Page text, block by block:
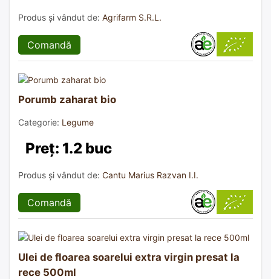
Produs și vândut de: Agrifarm S.R.L.
Comandă
Porumb zaharat bio
Categorie: Legume
Preț: 1.2 buc
Produs și vândut de: Cantu Marius Razvan I.I.
Comandă
Ulei de floarea soarelui extra virgin presat la
rece 500ml